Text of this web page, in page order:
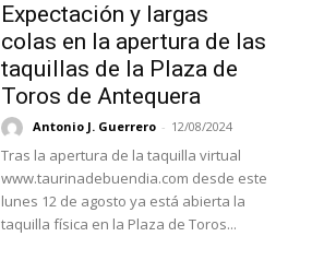
Expectación y largas
colas en la apertura de las
taquillas de la Plaza de
Toros de Antequera
Antonio J. Guerrero - 12/08/2024
Tras la apertura de la taquilla virtual
www.taurinadebuendia.com desde este
lunes 12 de agosto ya está abierta la
taquilla física en la Plaza de Toros...